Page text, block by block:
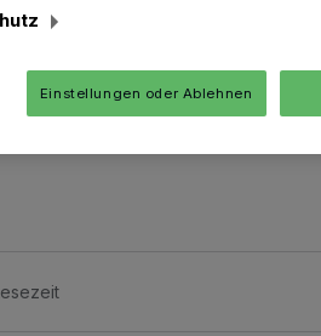
drei Monaten im Amt
das Rathaus um und
neu. Mertens: „Ich habe
genau angesehen
Umstrukturierungen
Einstellungen oder Ablehnen